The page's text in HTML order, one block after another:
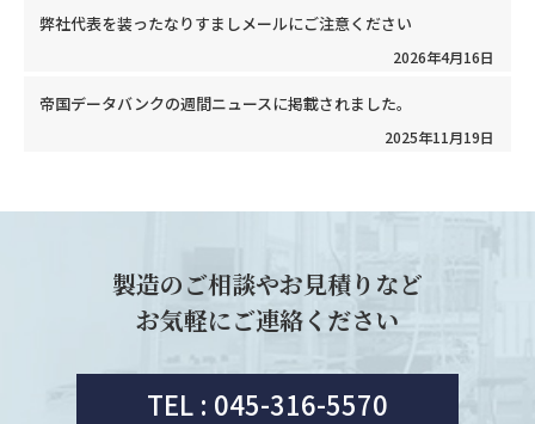
弊社代表を装ったなりすましメールにご注意ください
2026年4月16日
帝国データバンクの週間ニュースに掲載されました。
2025年11月19日
製造のご相談やお見積りなど
お気軽にご連絡ください
TEL : 045-316-5570